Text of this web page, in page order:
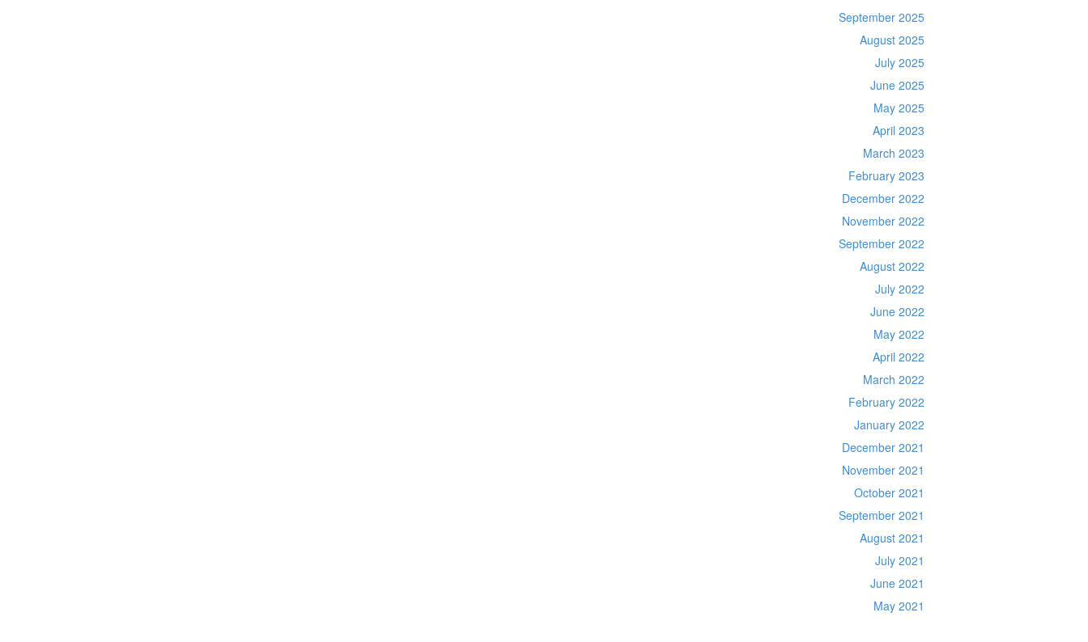
September 2025
August 2025
July 2025
June 2025
May 2025
April 2023
March 2023
February 2023
December 2022
November 2022
September 2022
August 2022
July 2022
June 2022
May 2022
April 2022
March 2022
February 2022
January 2022
December 2021
November 2021
October 2021
September 2021
August 2021
July 2021
June 2021
May 2021